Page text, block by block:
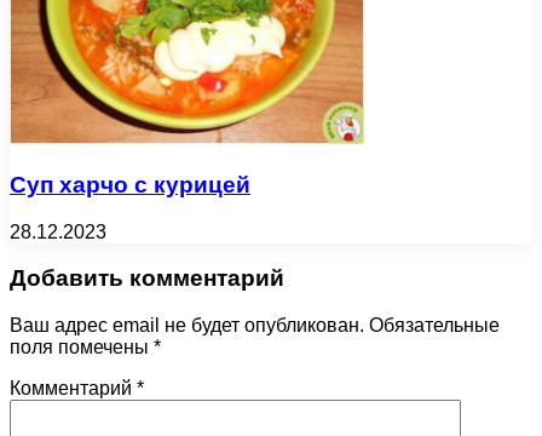
Суп харчо с курицей
28.12.2023
Добавить комментарий
Ваш адрес email не будет опубликован. Обязательные
поля помечены *
Комментарий *